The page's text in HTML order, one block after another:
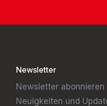
Newsletter
Newsletter abonnieren
Neuigkeiten und